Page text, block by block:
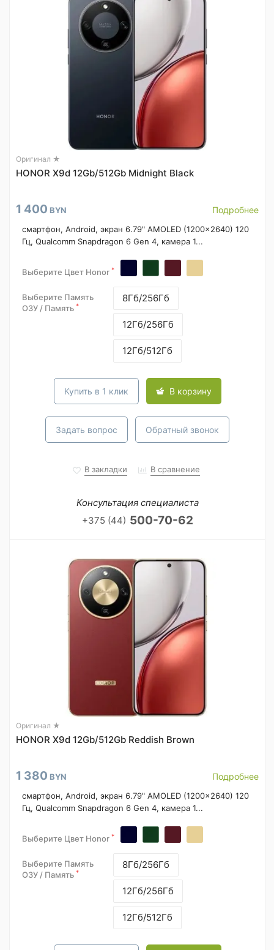
Оригинал ★
HONOR X9d 12Gb/512Gb Midnight Black
1 400 BYN Подробнее
смартфон, Android, экран 6.79" AMOLED (1200x2640) 120
Гц, Qualcomm Snapdragon 6 Gen 4, камера 1...
Выберите Цвет Honor *
Выберите Память
ОЗУ / Память *
8Гб/256Гб
12Гб/256Гб
12Гб/512Гб
Купить в 1 клик В корзину
Задать вопрос Обратный звонок
В закладки В сравнение
Консультация специалиста
+375 (44) 500-70-62
Оригинал ★
HONOR X9d 12Gb/512Gb Reddish Brown
1 380 BYN Подробнее
смартфон, Android, экран 6.79" AMOLED (1200x2640) 120
Гц, Qualcomm Snapdragon 6 Gen 4, камера 1...
Выберите Цвет Honor *
Выберите Память
ОЗУ / Память *
8Гб/256Гб
12Гб/256Гб
12Гб/512Гб